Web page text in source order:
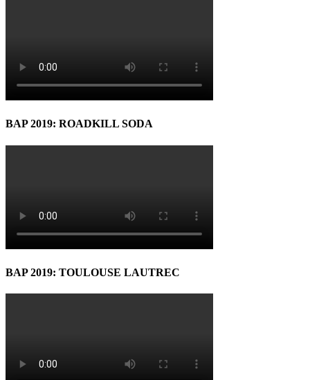
BAP 2019: ROADKILL SODA
BAP 2019: TOULOUSE LAUTREC